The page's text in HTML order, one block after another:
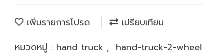
เพิ่มรายการโปรด
เปรียบเทียบ
หมวดหมู่ : hand truck , hand-truck-2-wheel